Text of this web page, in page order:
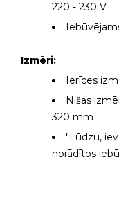
220 - 230 V
Izmēri:
Ierīces
Nišas
320 mm
"Lūdzu,
norādītos